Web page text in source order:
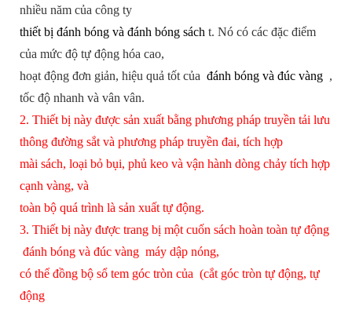
nhiều năm của công ty
thiết bị đánh bóng và đánh bóng sách t. Nó có các đặc điểm
của mức độ tự động hóa cao,
hoạt động đơn giản, hiệu quả tốt của đánh bóng và đúc vàng ,
tốc độ nhanh và vân vân.
2. Thiết bị này được sản xuất bằng phương pháp truyền tải lưu
thông đường sắt và phương pháp truyền đai, tích hợp
mài sách, loại bỏ bụi, phủ keo và vận hành dòng chảy tích hợp
cạnh vàng, và
toàn bộ quá trình là sản xuất tự động.
3. Thiết bị này được trang bị một cuốn sách hoàn toàn tự động
đánh bóng và đúc vàng máy dập nóng,
có thể đồng bộ sổ tem góc tròn của (cắt góc tròn tự động, tự
động